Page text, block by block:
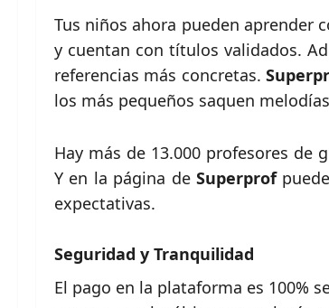
Tus niños ahora pueden aprender
y cuentan con títulos validados.
referencias más concretas.
los más pequeños saquen
Hay más de 13.000 profesores de
Y en la página de Superprof
expectativas.
Seguridad y Tranquilidad
El pago en la plataforma es 100%